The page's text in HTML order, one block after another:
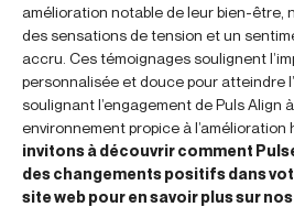
amélioration notable de leur bien-être,
des sensations de tension et un
accru. Ces témoignages soulignent
personnalisée et douce pour atteindre
soulignant l’engagement de Puls Align
environnement propice à l’amélioration
invitons à découvrir comment
des changements positifs dans
site web pour en savoir plus sur